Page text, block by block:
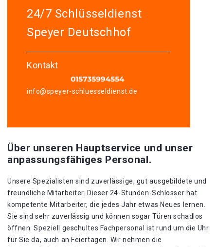
24/7 Schlüsseldienst
Speyer Deutschhof
Kontakt
info@speyer-schluesseldienst.de
Über unseren Hauptservice und unser
anpassungsfähiges Personal.
Unsere Spezialisten sind zuverlässige, gut ausgebildete und
freundliche Mitarbeiter. Dieser 24-Stunden-Schlosser hat
kompetente Mitarbeiter, die jedes Jahr etwas Neues lernen.
Sie sind sehr zuverlässig und können sogar Türen schadlos
öffnen. Speziell geschultes Fachpersonal ist rund um die Uhr
für Sie da, auch an Feiertagen. Wir nehmen die